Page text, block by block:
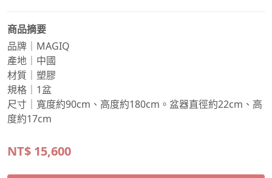
商品摘要
品牌｜MAGIQ
產地｜中國
材質｜塑膠
規格｜1盆
尺寸｜寬度約90cm、高度約180cm。盆器直徑約22cm、高
度約17cm
NT$ 15,600